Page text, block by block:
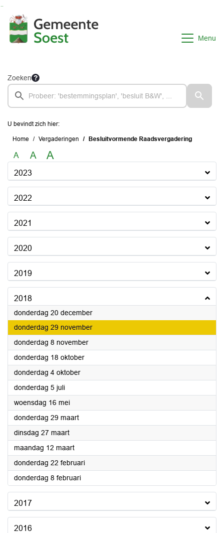
Menu
Zoeken
U bevindt zich hier:
Home Vergaderingen Besluitvormende Raadsvergadering
A A A
2023
2022
2021
2020
2019
2018
donderdag 20 december2018
donderdag 29 november2018
donderdag 8 november2018
donderdag 18 oktober2018
donderdag 4 oktober2018
donderdag 5 juli2018
woensdag 16 mei2018
donderdag 29 maart2018
dinsdag 27 maart2018
maandag 12 maart2018
donderdag 22 februari2018
donderdag 8 februari2018
2017
2016